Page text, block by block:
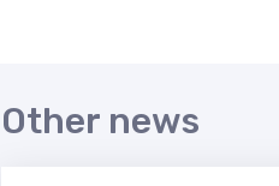
Other news